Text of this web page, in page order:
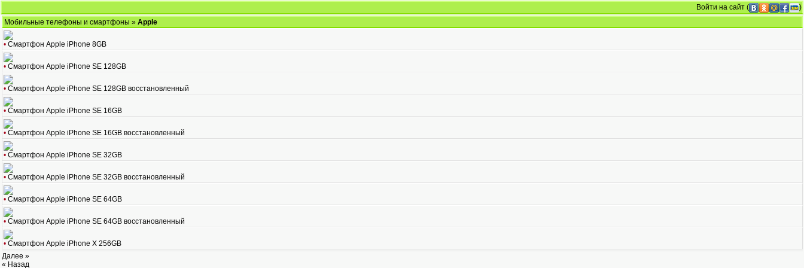
Войти на сайт (
)
Мобильные телефоны и смартфоны » Apple
• Смартфон Apple iPhone 8GB
• Смартфон Apple iPhone SE 128GB
• Смартфон Apple iPhone SE 128GB восстановленный
• Смартфон Apple iPhone SE 16GB
• Смартфон Apple iPhone SE 16GB восстановленный
• Смартфон Apple iPhone SE 32GB
• Смартфон Apple iPhone SE 32GB восстановленный
• Смартфон Apple iPhone SE 64GB
• Смартфон Apple iPhone SE 64GB восстановленный
• Смартфон Apple iPhone X 256GB
Далее »
« Назад